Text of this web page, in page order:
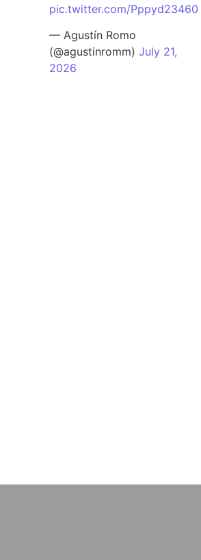
pic.twitter.com/Pppyd23460
— Agustín Romo
(@agustinromm)July 21,
2026